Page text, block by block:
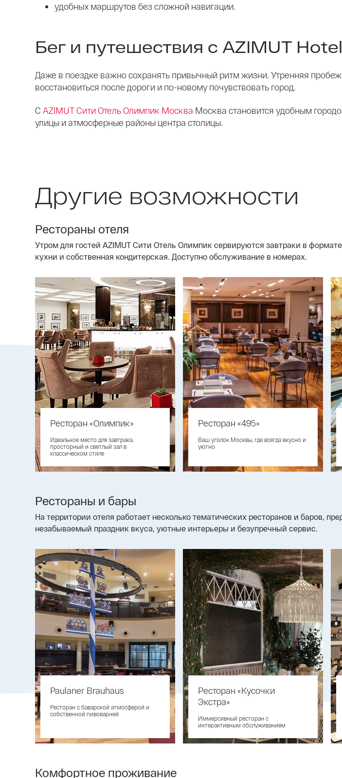
удобных маршрутов без сложной навигации.
Бег и путешествия с AZIMUT
Даже в поездке важно сохранять привычный ритм жизни. Утренняя
восстановиться после дороги и по-новому почувствовать город.
С AZIMUT Сити Отель Олимпик Москва Москва становится удобным
улицы и атмосферные районы центра столицы.
Другие возможности
Рестораны отеля
Утром для гостей AZIMUT Сити Отель Олимпик сервируются завтраки в
кухни и собственная кондитерская. Доступно обслуживание в номерах.
Ресторан «Олимпик»
Идеальное место для завтрака,
просторный и светлый зал в
классическом стиле
Ресторан «495»
Ваш уголок Москвы, где всегда вкусно и
уютно
Рестораны и бары
На территории отеля работает несколько тематических ресторанов и баров,
незабываемый праздник вкуса, уютные интерьеры и безупречный сервис.
Paulaner Brauhaus
Ресторан с баварской атмосферой и
собственной пивоварней
Ресторан «Кусочки
Экстра»
Иммерсивный ресторан с
интерактивным обслуживанием
Комфортное проживание